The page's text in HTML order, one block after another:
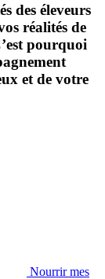
des éleveurs
réalités de
pourquoi
et de votre
Nourrir mes